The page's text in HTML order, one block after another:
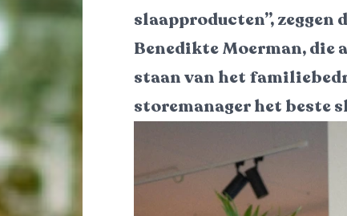
slaapproducten”, zeggen
Benedikte Moerman, die
staan van het
storemanager het beste